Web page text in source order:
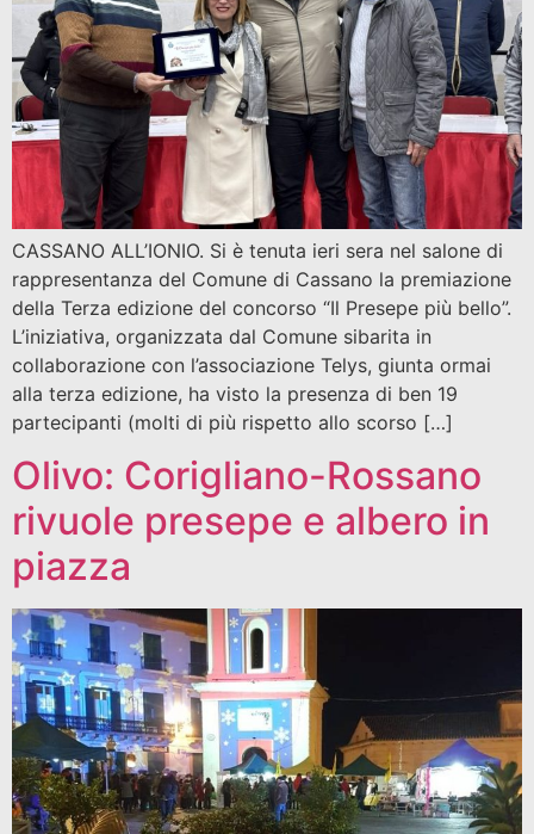
CASSANO ALL’IONIO. Si è tenuta ieri sera nel salone di
rappresentanza del Comune di Cassano la premiazione
della Terza edizione del concorso “Il Presepe più bello”.
L’iniziativa, organizzata dal Comune sibarita in
collaborazione con l’associazione Telys, giunta ormai
alla terza edizione, ha visto la presenza di ben 19
partecipanti (molti di più rispetto allo scorso […]
Olivo: Corigliano-Rossano
rivuole presepe e albero in
piazza